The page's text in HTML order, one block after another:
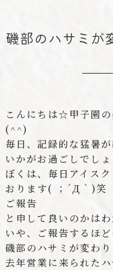
磯部のハサミが
こんにちは☆甲子園
(^^)
毎日、記録的な猛暑
いかがお過ごしでしょ
ぼくは、毎日アイス
おります( ；´Д｀)笑
ご報告
と申して良いのかはわ
いや、ご報告するほ
磯部のハサミが変わり
去年営業に来られた